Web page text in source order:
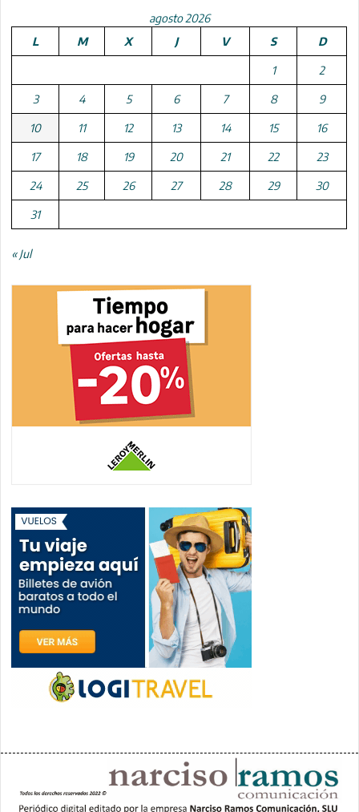
agosto 2026
L
M X J V S D
1 2
3 4 5 6 7 8 9
10 11 12 13 14 15 16
17 18 19 20 21 22 23
24 25 26 27 28 29 30
31
« Jul